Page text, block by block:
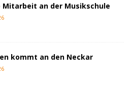
Mitarbeit an der Musikschule
kommt an den Neckar